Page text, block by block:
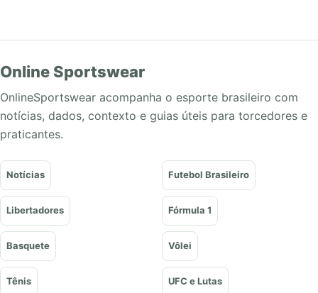
Online Sportswear
OnlineSportswear acompanha o esporte brasileiro com
notícias, dados, contexto e guias úteis para torcedores e
praticantes.
Notícias Futebol Brasileiro
Libertadores Fórmula 1
Basquete Vôlei
Tênis UFC e Lutas